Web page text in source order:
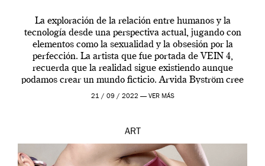
La exploración de la relación entre humanos y la
tecnología desde una perspectiva actual, jugando con
elementos como la sexualidad y la obsesión por la
perfección. La artista que fue portada de VEIN 4,
recuerda que la realidad sigue existiendo aunque
podamos crear un mundo ficticio. Arvida Byström cree
que los humanos tienen un complejo […]
21 / 09 / 2022 — VER MÁS
ART